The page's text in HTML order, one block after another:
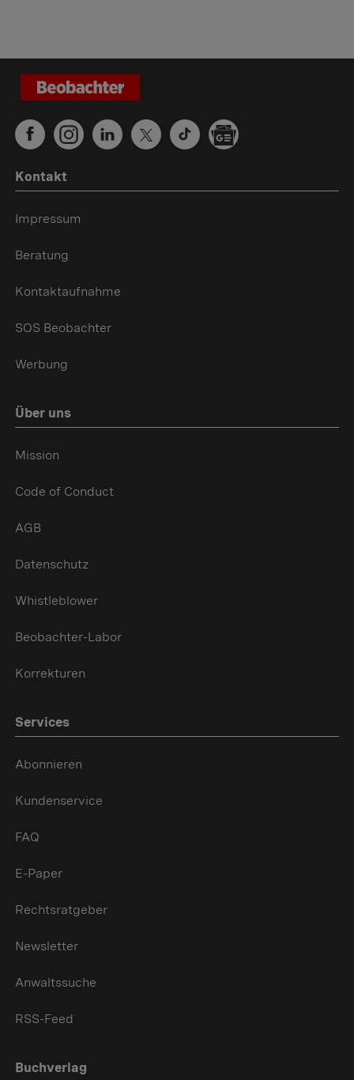
Kontakt
Impressum
Beratung
Kontaktaufnahme
SOS Beobachter
Werbung
Über uns
Mission
Code of Conduct
AGB
Datenschutz
Whistleblower
Beobachter-Labor
Korrekturen
Services
Abonnieren
Kundenservice
FAQ
E-Paper
Rechtsratgeber
Newsletter
Anwaltssuche
RSS-Feed
Buchverlag